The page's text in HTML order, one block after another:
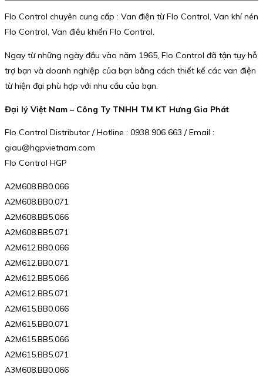
Flo Control chuyên cung cấp : Van điện từ Flo Control, Van khí nén
Flo Control, Van điều khiển Flo Control.
Ngay từ những ngày đầu vào năm 1965, Flo Control đã tận tụy hỗ
trợ bạn và doanh nghiệp của bạn bằng cách thiết kế các van điện
từ hiện đại phù hợp với nhu cầu của bạn.
Đại lý Việt Nam – Công Ty TNHH TM KT Hưng Gia Phát
Flo Control Distributor / Hotline : 0938 906 663 / Email :
giau@hgpvietnam.com
Flo Control HGP
A2M608.BB0.066
A2M608.BB0.071
A2M608.BB5.066
A2M608.BB5.071
A2M612.BB0.066
A2M612.BB0.071
A2M612.BB5.066
A2M612.BB5.071
A2M615.BB0.066
A2M615.BB0.071
A2M615.BB5.066
A2M615.BB5.071
A3M608.BB0.066